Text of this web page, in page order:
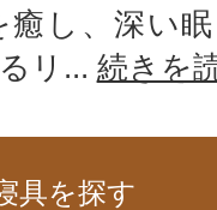
癒し、深い
リ... 続きを
具を探す